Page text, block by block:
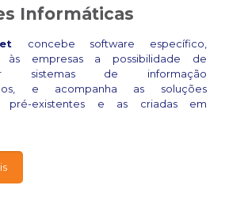
Informáticas
concebe software específico,
às empresas a possibilidade de
sistemas de informação
e acompanha as soluções
pré-existentes e as criadas em